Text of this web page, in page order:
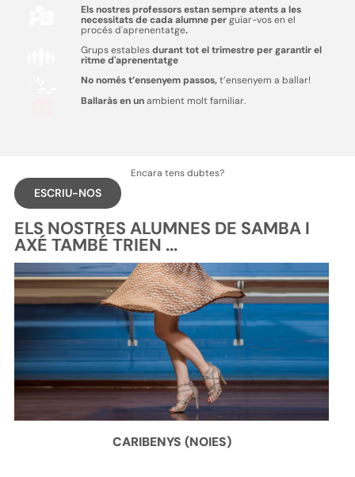
Els nostres professors estan sempre atents a les
necessitats de cada alumne perguiar-vos en el
procés d'aprenentatge.
Grups establesdurant tot el trimestre per garantir el
ritme d'aprenentatge
No només t’ensenyem passos,t’ensenyem a ballar!
Ballaràs en unambient molt familiar.
Encara tens dubtes?
ESCRIU-NOS
ELS NOSTRES ALUMNES DE SAMBA I
AXÉ TAMBÉ TRIEN ...
CARIBENYS (NOIES)